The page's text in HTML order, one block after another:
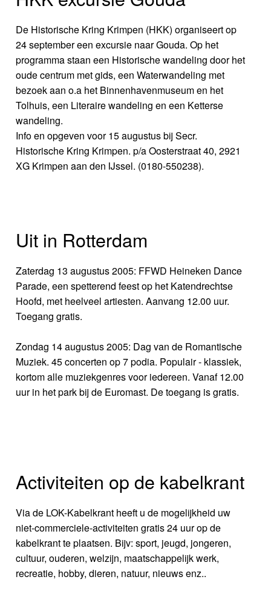
De Historische Kring Krimpen (HKK) organiseert op
24 september een excursie naar Gouda. Op het
programma staan een Historische wandeling door het
oude centrum met gids, een Waterwandeling met
bezoek aan o.a het Binnenhavenmuseum en het
Tolhuis, een Literaire wandeling en een Ketterse
wandeling.
Info en opgeven voor 15 augustus bij Secr.
Historische Kring Krimpen. p/a Oosterstraat 40, 2921
XG Krimpen aan den IJssel. (0180-550238).
Uit in Rotterdam
Zaterdag 13 augustus 2005: FFWD Heineken Dance
Parade, een spetterend feest op het Katendrechtse
Hoofd, met heelveel artiesten. Aanvang 12.00 uur.
Toegang gratis.
Zondag 14 augustus 2005: Dag van de Romantische
Muziek. 45 concerten op 7 podia. Populair - klassiek,
kortom alle muziekgenres voor iedereen. Vanaf 12.00
uur in het park bij de Euromast. De toegang is gratis.
Activiteiten op de kabelkrant
Via de LOK-Kabelkrant heeft u de mogelijkheid uw
niet-commerciele-activiteiten gratis 24 uur op de
kabelkrant te plaatsen. Bijv: sport, jeugd, jongeren,
cultuur, ouderen, welzijn, maatschappelijk werk,
recreatie, hobby, dieren, natuur, nieuws enz..